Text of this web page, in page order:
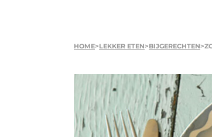
HOME>LEKKER ETEN>BIJGERECHTEN>